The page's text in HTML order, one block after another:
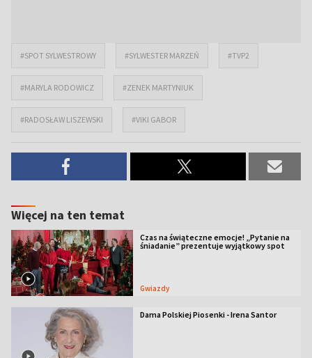
#SPOT SYLWESTROWY #SYLWESTER MARZEŃ #TVP2
#MARYLA RODOWICZ #ZENEK MARTYNIUK
#RADOSŁAW LISZEWSKI #VIKI GABOR
Więcej na ten temat
Czas na świąteczne emocje! „Pytanie na
śniadanie” prezentuje wyjątkowy spot
Gwiazdy
Dama Polskiej Piosenki - Irena Santor